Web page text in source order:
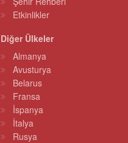
Etkinlikler
Diğer Ülkeler
Almanya
Avusturya
Belarus
Fransa
İspanya
İtalya
Rusya